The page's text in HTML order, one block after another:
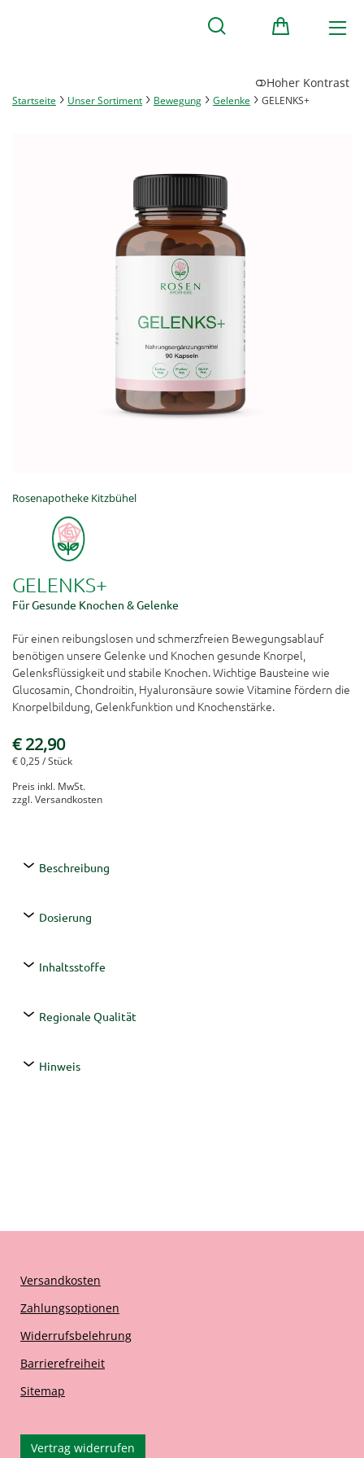
Hoher Kontrast
Startseite Unser Sortiment Bewegung Gelenke GELENKS+
Rosenapotheke Kitzbühel
GELENKS+
Für Gesunde Knochen & Gelenke
Für einen reibungslosen und schmerzfreien Bewegungsablauf
benötigen unsere Gelenke und Knochen gesunde Knorpel,
Gelenksflüssigkeit und stabile Knochen. Wichtige Bausteine wie
Glucosamin, Chondroitin, Hyaluronsäure sowie Vitamine fördern die
Knorpelbildung, Gelenkfunktion und Knochenstärke.
€ 22,90
€ 0,25/ Stück
Preis inkl. MwSt.
zzgl. Versandkosten
Beschreibung
Dosierung
Inhaltsstoffe
Regionale Qualität
Hinweis
Versandkosten
Zahlungsoptionen
Widerrufsbelehrung
Barrierefreiheit
Sitemap
Vertrag widerrufen